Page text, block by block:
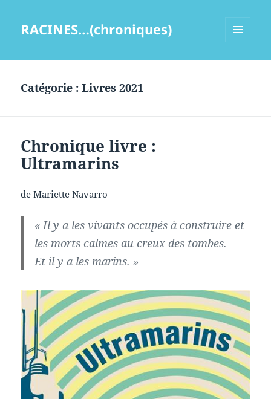
RACINES…(chroniques)
Catégorie :Livres 2021
Chronique livre :
Ultramarins
de Mariette Navarro
« Il y a les vivants occupés à construire et
les morts calmes au creux des tombes.
Et il y a les marins. »